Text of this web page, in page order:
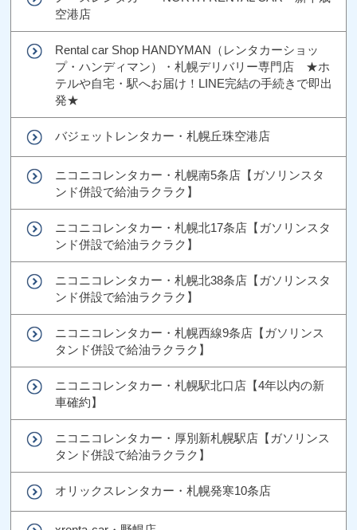
空港店
Rental car Shop HANDYMAN（レンタカーショッ
プ・ハンディマン）・札幌デリバリー専門店 ★ホ
テルや自宅・駅へお届け！LINE完結の手続きで即出
発★
バジェットレンタカー・札幌丘珠空港店
ニコニコレンタカー・札幌南5条店【ガソリンスタ
ンド併設で給油ラクラク】
ニコニコレンタカー・札幌北17条店【ガソリンスタ
ンド併設で給油ラクラク】
ニコニコレンタカー・札幌北38条店【ガソリンスタ
ンド併設で給油ラクラク】
ニコニコレンタカー・札幌西線9条店【ガソリンス
タンド併設で給油ラクラク】
ニコニコレンタカー・札幌駅北口店【4年以内の新
車確約】
ニコニコレンタカー・厚別新札幌駅店【ガソリンス
タンド併設で給油ラクラク】
オリックスレンタカー・札幌発寒10条店